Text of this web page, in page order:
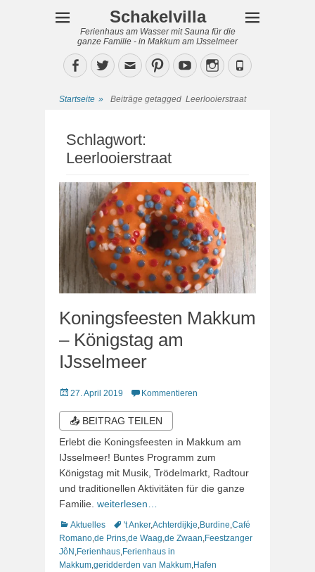
Schakelvilla
Ferienhaus am Wasser mit Sauna für die
ganze Familie - in Makkum am IJsselmeer
Facebook
TwitterEmailPinterestYouTubeInstagram
Phone
Startseite » Beiträge getagged Leerlooierstraat
Schlagwort:
Leerlooierstraat
Koningsfeesten Makkum
– Königstag am
IJsselmeer
Veröffentlicht
27. April 2019 Kommentieren
📤 BEITRAG TEILEN
Erlebt die Koningsfeesten in Makkum am
IJsselmeer! Buntes Programm zum
Königstag mit Musik, Trödelmarkt, Radtour
und traditionellen Aktivitäten für die ganze
Familie. weiterlesen…
Kategorien
Aktuelles Schlagworte
't Anker,Achterdijkje Burdine Café
Romano de Prins de Waag de Zwaan Feestzanger
JôN Ferienhaus Ferienhaus in
Makkum geridderden van Makkum Hafen